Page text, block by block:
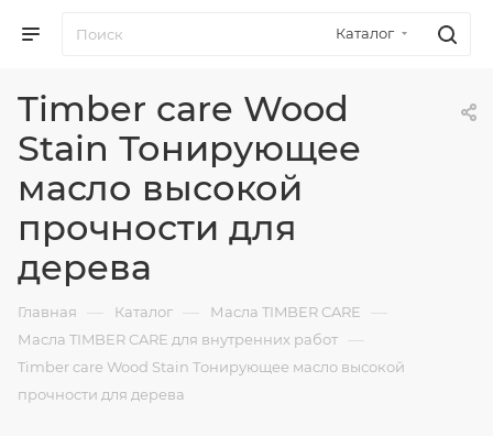
Каталог
Timber care Wood
Stain Тонирующее
масло высокой
прочности для
дерева
Главная — Каталог — Масла TIMBER CARE —
Масла TIMBER CARE для внутренних работ —
Timber care Wood Stain Тонирующее масло высокой
прочности для дерева